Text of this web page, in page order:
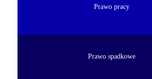
Prawo pracy
Prawo spadkowe